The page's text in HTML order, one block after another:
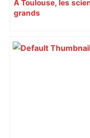
À Toulouse, les
grands